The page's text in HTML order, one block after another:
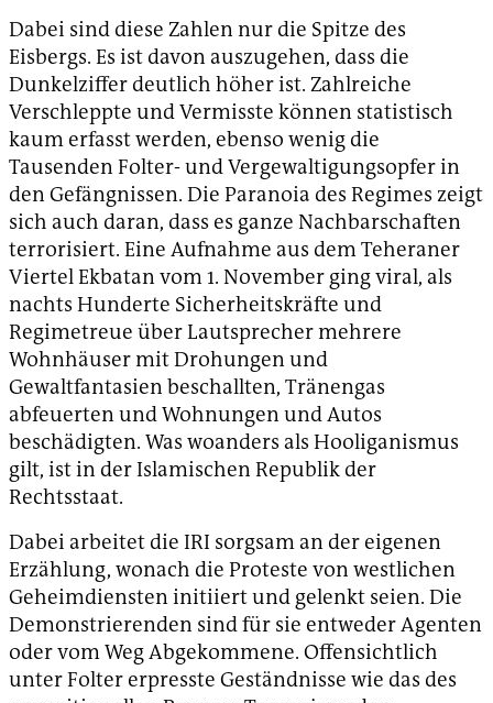
Dabei sind diese Zahlen nur die Spitze des
Eisbergs. Es ist davon auszugehen, dass die
Dunkelziffer deutlich höher ist. Zahlreiche
Verschleppte und Vermisste können statistisch
kaum erfasst werden, ebenso wenig die
Tausenden Folter- und Vergewaltigungsopfer in
den Gefängnissen. Die Paranoia des Regimes zeigt
sich auch daran, dass es ganze Nachbarschaften
terrorisiert. Eine Aufnahme aus dem Teheraner
Viertel Ekbatan vom 1. November ging viral, als
nachts Hunderte Sicherheitskräfte und
Regimetreue über Lautsprecher mehrere
Wohnhäuser mit Drohungen und
Gewaltfantasien beschallten, Tränengas
abfeuerten und Wohnungen und Autos
beschädigten. Was woanders als Hooliganismus
gilt, ist in der Islamischen Republik der
Rechtsstaat.
Dabei arbeitet die IRI sorgsam an der eigenen
Erzählung, wonach die Proteste von westlichen
Geheimdiensten initiiert und gelenkt seien. Die
Demonstrierenden sind für sie entweder Agenten
oder vom Weg Abgekommene. Offensichtlich
unter Folter erpresste Geständnisse wie das des